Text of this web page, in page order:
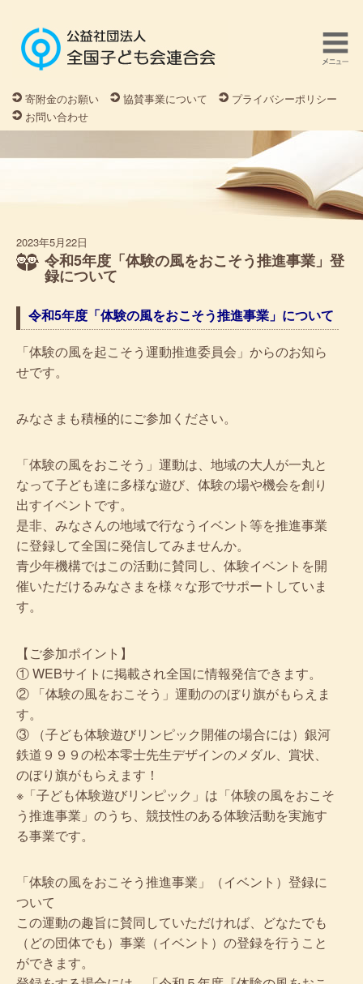
寄附金のお願い 協賛事業について
プライバシーポリシー
お問い合わせ
2023年5月22日
令和5年度「体験の風をおこそう推進事業」登
録について
令和5年度「体験の風をおこそう推進事業」について
「体験の風を起こそう運動推進委員会」からのお知ら
せです。
みなさまも積極的にご参加ください。
「体験の風をおこそう」運動は、地域の大人が一丸と
なって子ども達に多様な遊び、体験の場や機会を創り
出すイベントです。
是非、みなさんの地域で行なうイベント等を推進事業
に登録して全国に発信してみませんか。
青少年機構ではこの活動に賛同し、体験イベントを開
催いただけるみなさまを様々な形でサポートしていま
す。
【ご参加ポイント】
① WEBサイトに掲載され全国に情報発信できます。
② 「体験の風をおこそう」運動ののぼり旗がもらえま
す。
③ （子ども体験遊びリンピック開催の場合には）銀河
鉄道９９９の松本零士先生デザインのメダル、賞状、
のぼり旗がもらえます！
※「子ども体験遊びリンピック」は「体験の風をおこそ
う推進事業」のうち、競技性のある体験活動を実施す
る事業です。
「体験の風をおこそう推進事業」（イベント）登録に
ついて
この運動の趣旨に賛同していただければ、どなたでも
（どの団体でも）事業（イベント）の登録を行うこと
ができます。